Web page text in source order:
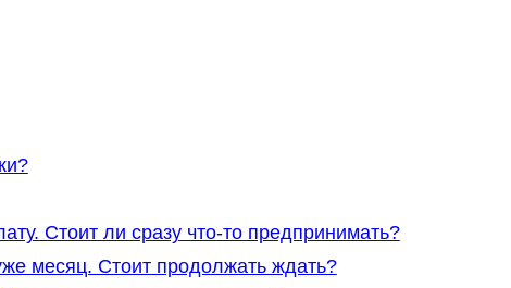
Стоит ли сразу что-то предпринимать?
месяц. Стоит продолжать ждать?